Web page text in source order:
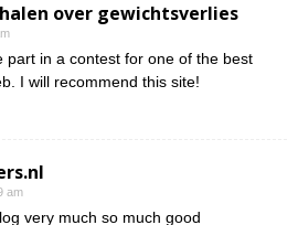
over gewichtsverlies
part in a contest for one of the best
I will recommend this site!
am
very much so much good